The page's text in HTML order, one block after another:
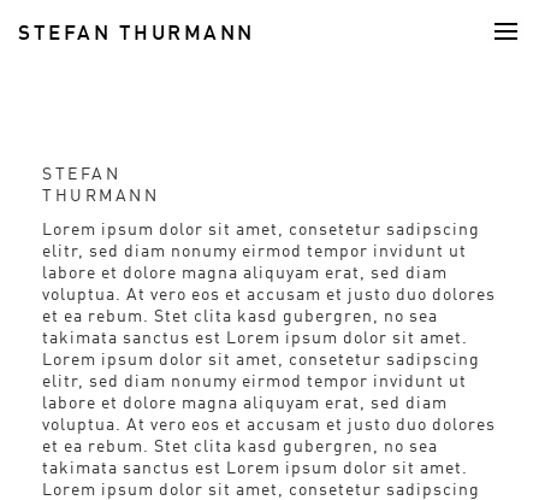
STEFAN THURMANN
FOOD
STEFAN
THURMANN
Lorem ipsum dolor sit amet, consetetur sadipscing
elitr, sed diam nonumy eirmod tempor invidunt ut
labore et dolore magna aliquyam erat, sed diam
voluptua. At vero eos et accusam et justo duo dolores
et ea rebum. Stet clita kasd gubergren, no sea
takimata sanctus est Lorem ipsum dolor sit amet.
Lorem ipsum dolor sit amet, consetetur sadipscing
elitr, sed diam nonumy eirmod tempor invidunt ut
labore et dolore magna aliquyam erat, sed diam
voluptua. At vero eos et accusam et justo duo dolores
et ea rebum. Stet clita kasd gubergren, no sea
takimata sanctus est Lorem ipsum dolor sit amet.
Lorem ipsum dolor sit amet, consetetur sadipscing